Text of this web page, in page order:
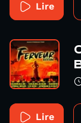
Lire
Lire